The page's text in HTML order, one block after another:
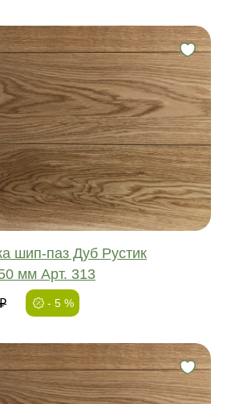
шип-паз Дуб Рустик
мм Арт. 313
- 5 %